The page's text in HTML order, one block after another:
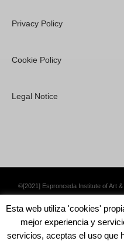
Privacy Policy
Cookie Policy
Legal Notice
©[2021] Espronceda Institute of Art &
Esta web utiliza 'cookies'
mejor experiencia y
servicios, aceptas el uso que